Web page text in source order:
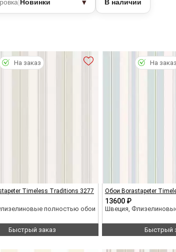
|Новинки ▾ В наличии
Timeless Traditions 3277
полностью обои
Быстрый заказ
На заказ
Обои Borastapeter
13600 ₽
Швеция,
Быстрый
На заказ